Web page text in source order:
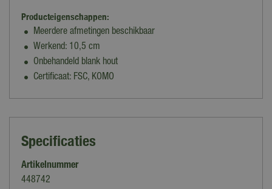
Producteigenschappen:
Meerdere afmetingen beschikbaar
Werkend: 10,5 cm
Onbehandeld blank hout
Certificaat: FSC, KOMO
Specificaties
Artikelnummer
448742